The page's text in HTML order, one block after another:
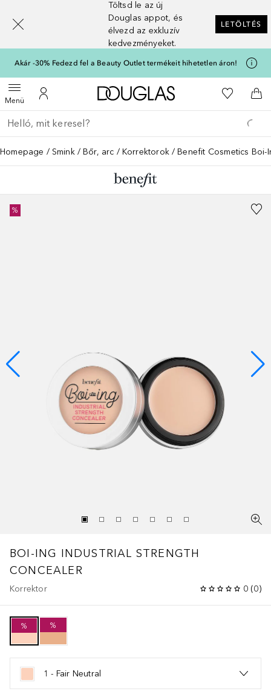
Töltsd le az új
Douglas appot, és
élvezd az exkluzív
kedvezményeket.
LETÖLTÉS
Akár -30% Fedezd fel a Beauty Outlet termékeit hihetetlen áron!
MenüMenü megnyitása
A fiókomhoz
A Douglas Főoldalra
A
Menj vissza
Keresés végrehajtása
Homepage Smink Bőr, arc Korrektorok Benefit Cosmetics
%
BOI-ING INDUSTRIAL STRENGTH
CONCEALER
Korrektor 0 (0)
% %
1 - Fair Neutral
[navigation.slideout.screenreader]